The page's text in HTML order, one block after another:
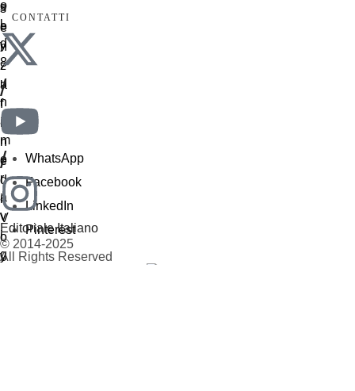
CONTATTI
/
/
Editoriale Italiano
© 2014-2025
All Rights Reserved
WhatsApp
Facebook
LinkedIn
Pinterest